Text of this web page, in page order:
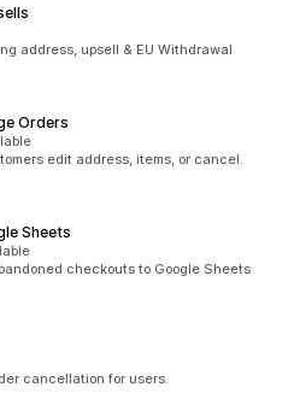
address, upsell & EU Withdrawal
Orders
edit address, items, or cancel.
Sheets
checkouts to Google Sheets
cancellation for users.